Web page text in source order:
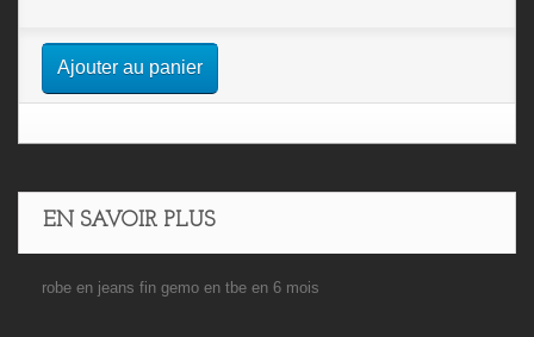
Ajouter au panier
EN SAVOIR PLUS
robe en jeans fin gemo en tbe en 6 mois